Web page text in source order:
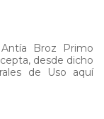
Broz Primo
desde dicho
de Uso aquí